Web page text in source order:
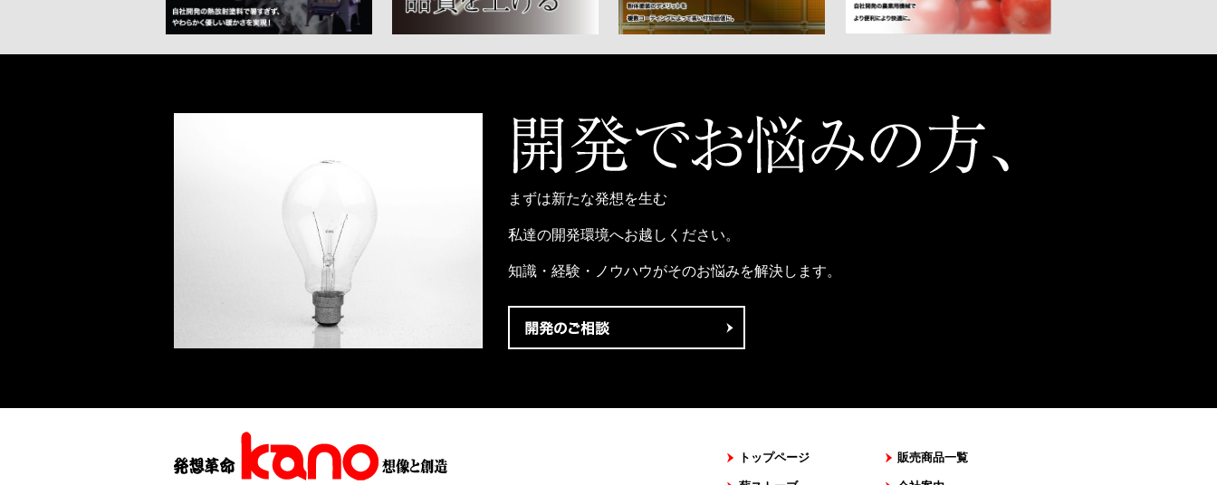
まずは新たな発想を生む
私達の開発環境へお越しください。
知識・経験・ノウハウがそのお悩みを解決します。
トップページ 販売商品一覧